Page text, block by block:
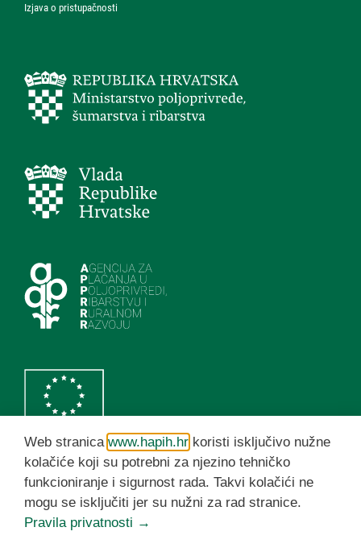
Izjava o pristupačnosti
HAPIH YouTube kanal
Web stranica www.hapih.hr koristi isključivo nužne
kolačiće koji su potrebni za njezino tehničko
funkcioniranje i sigurnost rada. Takvi kolačići ne
mogu se isključiti jer su nužni za rad stranice.
Pravila privatnosti →